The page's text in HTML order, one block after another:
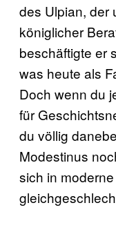
des Ulpian, der
königlicher
beschäftigte er
was heute als
Doch wenn du
für
du völlig
Modestinus
sich in